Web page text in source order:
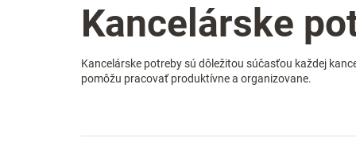
Kancelárske
Kancelárske potreby sú dôležitou súčasťou každej
pomôžu pracovať produktívne a organizovane.